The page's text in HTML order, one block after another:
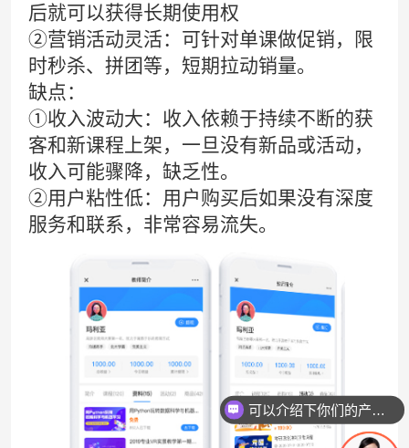
后就可以获得长期使用权
②营销活动灵活：可针对单课做促销，限
时秒杀、拼团等，短期拉动销量。
缺点：
①收入波动大：收入依赖于持续不断的获
客和新课程上架，一旦没有新品或活动，
收入可能骤降，缺乏性。
②用户粘性低：用户购买后如果没有深度
服务和联系，非常容易流失。